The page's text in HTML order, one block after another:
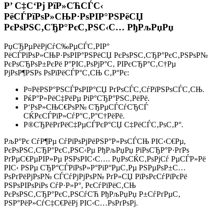
Р’ С‡С‘Рј РїР»СЋСЃС‹
РёСЃРїРѕР»СЊР·РѕРІР°РЅРёСЏ
РєРѕРЅС‚СЂР°РєС‚РЅС‹С… РђРљРџРџ
РџСЂРµРёРјСѓС‰РµСЃС‚РІР°
РёСЃРїРѕР»СЊР·РѕРІР°РЅРёСЏ РєРѕРЅС‚СЂР°РєС‚РЅРѕР№
РєРѕСЂРѕР±РєРё Р°РІС‚РѕРјР°С‚ РІРєСЂР°С‚С†Рµ
РјРѕР¶РЅРѕ РѕРїРёСЃР°С‚СЊ С‚Р°Рє:
Р¤РёРЅР°РЅСЃРѕРІР°СЏ РґРѕСЃС‚СѓРїРЅРѕСЃС‚СЊ.
РќР°Р»РёС‡РёРµ РіР°СЂР°РЅС‚РёРё.
Р‘РѕР»СЊС€РѕР№ СЂРµСЃСѓСЂСЃ
СЌРєСЃРїР»СѓР°С‚Р°С†РёРё.
Р®СЂРёРґРёС‡РµСЃРєР°СЏ С‡РёСЃС‚РѕС‚Р°.
РљР°Рє СѓР¶Рµ СѓРїРѕРјРёРЅР°Р»РѕСЃСЊ РІС‹С€Рµ,
РєРѕРЅС‚СЂР°РєС‚РЅС‹Рµ РђРљРџРџ РіРѕСЂР°Р·РґРѕ
РґРµС€РµРІР»Рµ РЅРѕРІС‹С…. РџРѕСЌС‚РѕРјСѓ РµСЃР»Рё
РІС‹ РЅРµ СЂР°СЃРїРѕР»Р°РіР°РµС‚Рµ РЅРµРѕР±С…
РѕРґРёРјРѕР№ СЃСѓРјРјРѕР№ РґР»СЏ РїРѕРєСѓРїРєРё
РЅРѕРІРѕРіРѕ СѓР·Р»Р°, РєСѓРїРёС‚СЊ
РєРѕРЅС‚СЂР°РєС‚РЅСѓСЋ РђРљРџРџ Р±СѓРґРµС‚
РЅР°РёР»СѓС‡С€РёРј РІС‹С…РѕРґРѕРј.